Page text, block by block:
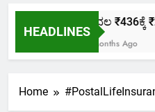
HEADLINES
ಕೇವಲ ₹436ಕ್ಕೆ
2 Months Ago
Home